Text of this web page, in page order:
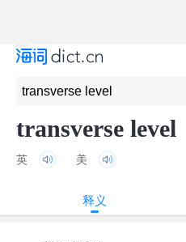
transverse level
英 美
释义